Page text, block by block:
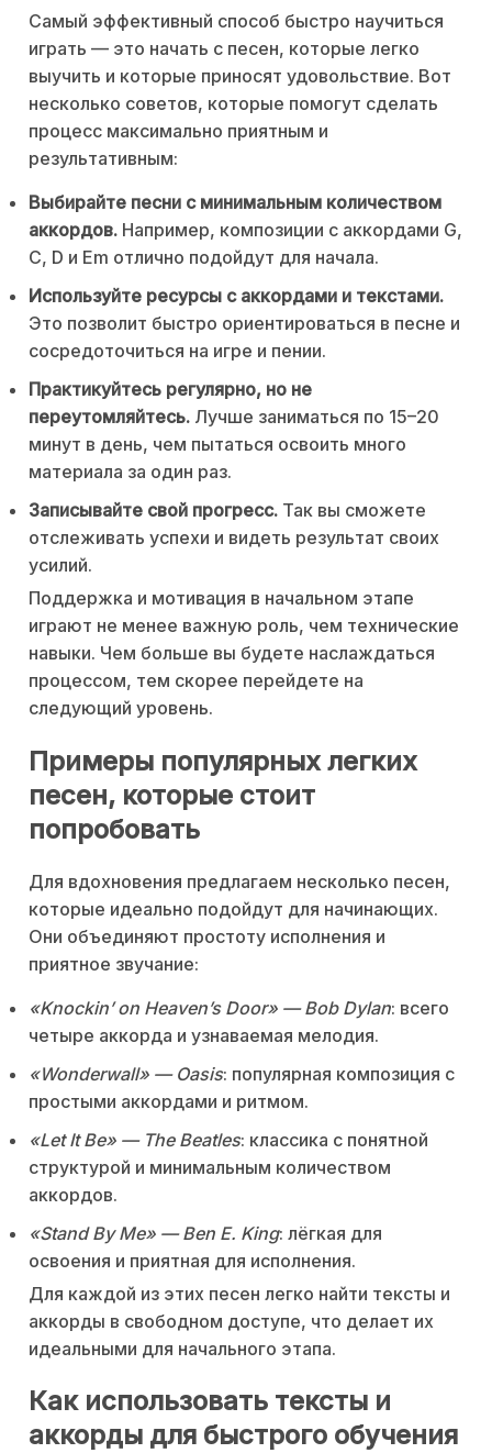
Самый эффективный способ быстро научиться
играть — это начать с песен, которые легко
выучить и которые приносят удовольствие. Вот
несколько советов, которые помогут сделать
процесс максимально приятным и
результативным:
Выбирайте песни с минимальным количеством
аккордов. Например, композиции с аккордами G,
C, D и Em отлично подойдут для начала.
Используйте ресурсы с аккордами и текстами.
Это позволит быстро ориентироваться в песне и
сосредоточиться на игре и пении.
Практикуйтесь регулярно, но не
переутомляйтесь. Лучше заниматься по 15–20
минут в день, чем пытаться освоить много
материала за один раз.
Записывайте свой прогресс. Так вы сможете
отслеживать успехи и видеть результат своих
усилий.
Поддержка и мотивация в начальном этапе
играют не менее важную роль, чем технические
навыки. Чем больше вы будете наслаждаться
процессом, тем скорее перейдете на
следующий уровень.
Примеры популярных легких
песен, которые стоит
попробовать
Для вдохновения предлагаем несколько песен,
которые идеально подойдут для начинающих.
Они объединяют простоту исполнения и
приятное звучание:
«Knockin’ on Heaven’s Door» — Bob Dylan: всего
четыре аккорда и узнаваемая мелодия.
«Wonderwall» — Oasis: популярная композиция с
простыми аккордами и ритмом.
«Let It Be» — The Beatles: классика с понятной
структурой и минимальным количеством
аккордов.
«Stand By Me» — Ben E. King: лёгкая для
освоения и приятная для исполнения.
Для каждой из этих песен легко найти тексты и
аккорды в свободном доступе, что делает их
идеальными для начального этапа.
Как использовать тексты и
аккорды для быстрого обучения